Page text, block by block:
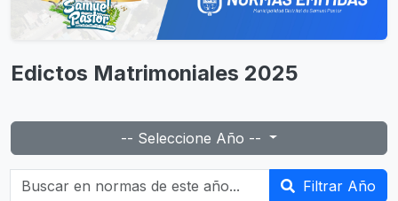
Edictos Matrimoniales 2025
-- Seleccione Año --
Buscar en normas de este año... Filtrar Año